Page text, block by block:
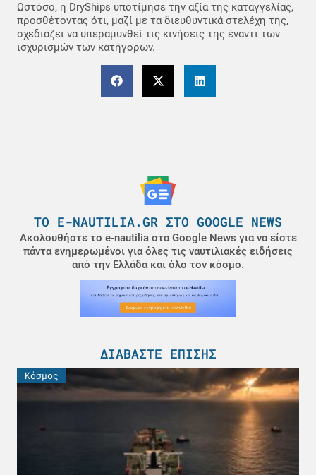
Ωστόσο, η DryShips υποτίμησε την αξία της καταγγελίας,
προσθέτοντας ότι, μαζί με τα διευθυντικά στελέχη της,
σχεδιάζει να υπεραμυνθεί τις κινήσεις της έναντι των
ισχυρισμών των κατήγορων.
ΤΟ E-NAUTILIA.GR ΣΤΟ GOOGLE NEWS
Ακολουθήστε το e-nautilia στα Google News για να είστε
πάντα ενημερωμένοι για όλες τις ναυτιλιακές ειδήσεις
από την Ελλάδα και όλο τον κόσμο.
ΔΙΑΒΆΣΤΕ ΕΠΊΣΗΣ
Κόσμος